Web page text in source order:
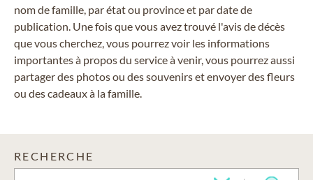
nom de famille, par état ou province et par date de
publication. Une fois que vous avez trouvé l'avis de décès
que vous cherchez, vous pourrez voir les informations
importantes à propos du service à venir, vous pourrez aussi
partager des photos ou des souvenirs et envoyer des fleurs
ou des cadeaux à la famille.
RECHERCHE